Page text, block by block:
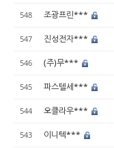
548 조광프린***
547 진성전자***
546 (주)무***
545 파스텔세***
544 오클라우***
543 이니텍***